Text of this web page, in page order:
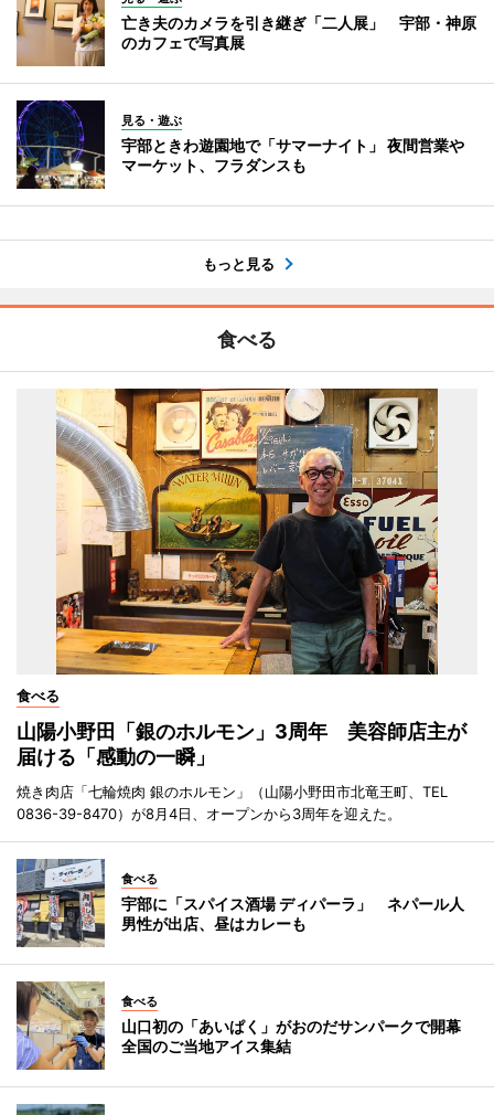
亡き夫のカメラを引き継ぎ「二人展」 宇部・神原
のカフェで写真展
見る・遊ぶ
宇部ときわ遊園地で「サマーナイト」 夜間営業や
マーケット、フラダンスも
もっと見る
食べる
食べる
山陽小野田「銀のホルモン」3周年 美容師店主が
届ける「感動の一瞬」
焼き肉店「七輪焼肉 銀のホルモン」（山陽小野田市北竜王町、TEL
0836-39-8470）が8月4日、オープンから3周年を迎えた。
食べる
宇部に「スパイス酒場 ディパーラ」 ネパール人
男性が出店、昼はカレーも
食べる
山口初の「あいぱく」がおのだサンパークで開幕
全国のご当地アイス集結